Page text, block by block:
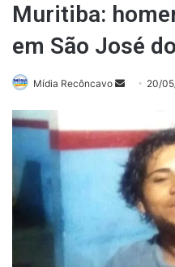
Muritiba:
em São José
Mídia Recôncavo
Mande
mail
20/